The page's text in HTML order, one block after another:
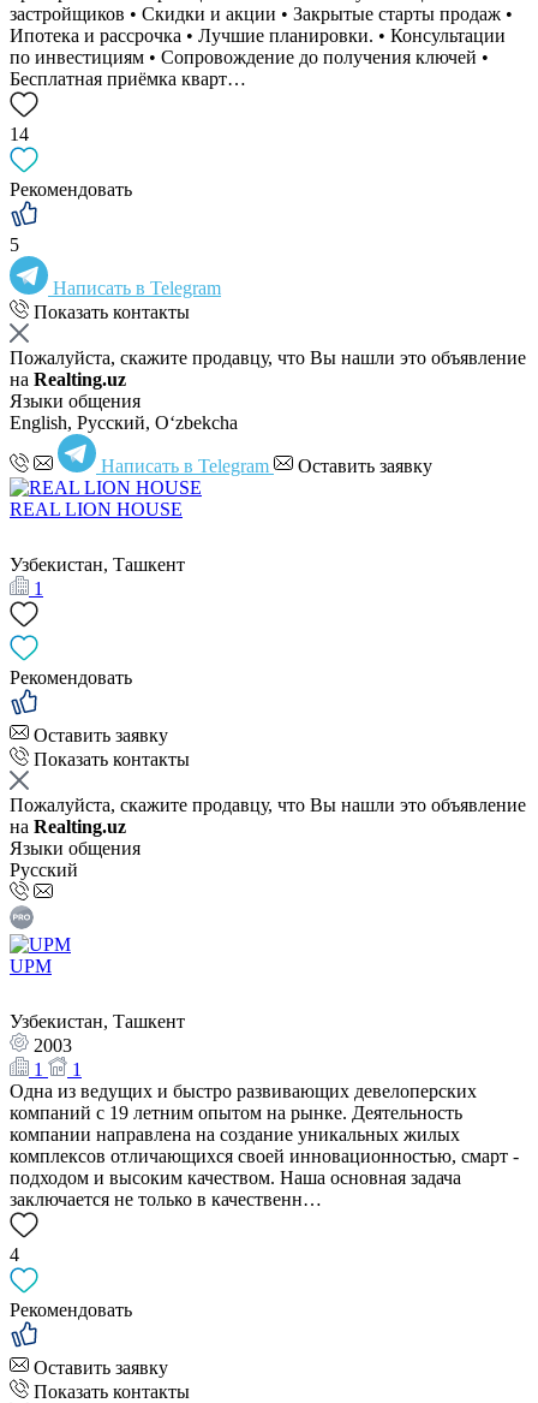
застройщиков • Скидки и акции • Закрытые старты продаж •
Ипотека и рассрочка • Лучшие планировки. • Консультации
по инвестициям • Сопровождение до получения ключей •
Бесплатная приёмка кварт…
14
Рекомендовать
5
Написать в Telegram
Показать контакты
Пожалуйста, скажите продавцу, что Вы нашли это объявление
на Realting.uz
Языки общения
English, Русский, Oʻzbekcha
Написать в Telegram Оставить заявку
REAL LION HOUSE
Узбекистан, Ташкент
1
Рекомендовать
Оставить заявку
Показать контакты
Пожалуйста, скажите продавцу, что Вы нашли это объявление
на Realting.uz
Языки общения
Русский
UPM
Узбекистан, Ташкент
2003
1
1
Одна из ведущих и быстро развивающих девелоперских
компаний с 19 летним опытом на рынке. Деятельность
компании направлена на создание уникальных жилых
комплексов отличающихся своей инновационностью, смарт -
подходом и высоким качеством. Наша основная задача
заключается не только в качественн…
4
Рекомендовать
Оставить заявку
Показать контакты